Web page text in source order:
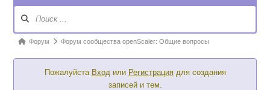
Форума
ФорумФорум Форум сообщества openScaler: Общие вопросы
Пожалуйста Входили Регистрациядля создания
записей и тем.